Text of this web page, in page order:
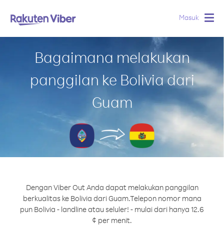
Masuk
Bagaimana melakukan
panggilan ke Bolivia dari
Guam
Dengan Viber Out Anda dapat melakukan panggilan
berkualitas ke Bolivia dari Guam.Telepon nomor mana
pun Bolivia - landline atau seluler! - mulai dari hanya 12.6
¢ per menit.